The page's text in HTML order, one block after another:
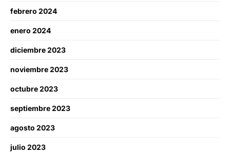
febrero 2024
enero 2024
diciembre 2023
noviembre 2023
octubre 2023
septiembre 2023
agosto 2023
julio 2023